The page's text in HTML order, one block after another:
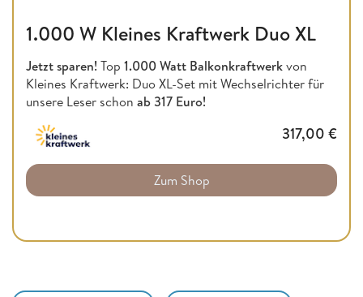
1.000 W Kleines Kraftwerk Duo XL
Jetzt sparen! Top 1.000 Watt Balkonkraftwerkvon
Kleines Kraftwerk: Duo XL-Set mit Wechselrichter für
unsere Leser schon ab 317 Euro!
317,00 €
Zum Shop